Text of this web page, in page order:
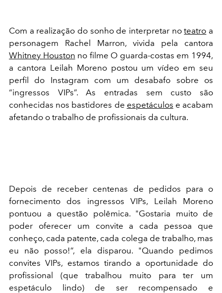
Com a realização do sonho de interpretar noteatro a
personagem Rachel Marron, vivida pela cantora
Whitney Houston no filme O guarda-costas em 1994,
a cantora Leilah Moreno postou um vídeo em seu
perfil do Instagram com um desabafo sobre os
“ingressos VIPs”. As entradas sem custo são
conhecidas nos bastidores de espetáculos e acabam
afetando o trabalho de profissionais da cultura.
Depois de receber centenas de pedidos para o
fornecimento dos ingressos VIPs, Leilah Moreno
pontuou a questão polêmica. "Gostaria muito de
poder oferecer um convite a cada pessoa que
conheço, cada patente, cada colega de trabalho, mas
eu não posso!”, ela disparou. "Quando pedimos
convites VIPs, estamos tirando a oportunidade do
profissional (que trabalhou muito para ter um
espetáculo lindo) de ser recompensado e